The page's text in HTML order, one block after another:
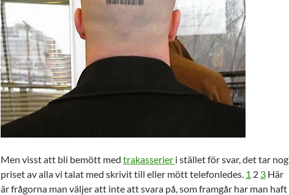
Men visst att bli bemött med trakasserier i stället för svar, det tar nog
priset av alla vi talat med skrivit till eller mött telefonledes. 1 2 3 Här
är frågorna man väljer att inte att svara på, som framgår har man haft